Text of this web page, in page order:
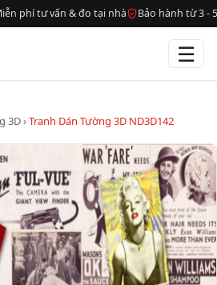
phí tư vấn & đo tại nhà Bảo hành từ 3 -
☰
3D›Tranh Dán Tường 3D ND3D142